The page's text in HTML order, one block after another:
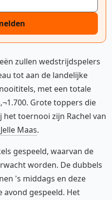
zullen wedstrijdspelers
tot aan de landelijke
met een totale
Grote toppers die
toernooi zijn Rachel van
Jelle Maas.
gespeeld, waarvan de
worden. De dubbels
's middags en deze
avond gespeeld. Het